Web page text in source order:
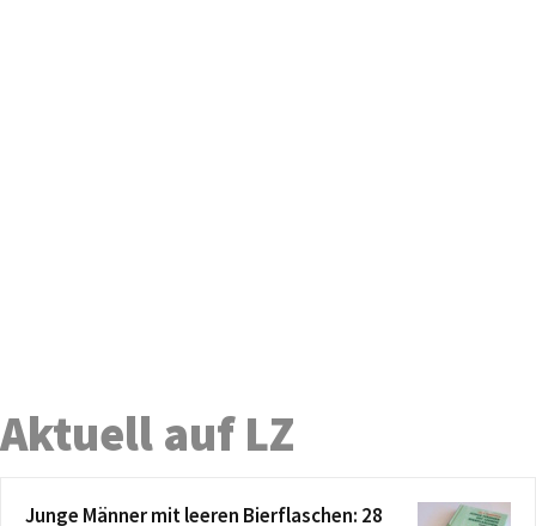
Aktuell auf LZ
Junge Männer mit leeren Bierflaschen: 28